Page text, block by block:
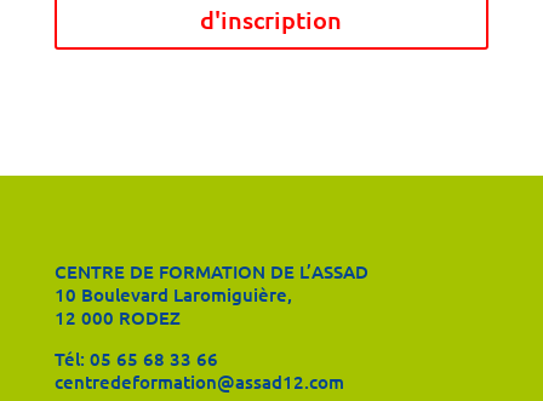
d'inscription
CENTRE DE FORMATION DE L’ASSAD
10 Boulevard Laromiguière,
12 000 RODEZ
Tél: 05 65 68 33 66
centredeformation@assad12.com